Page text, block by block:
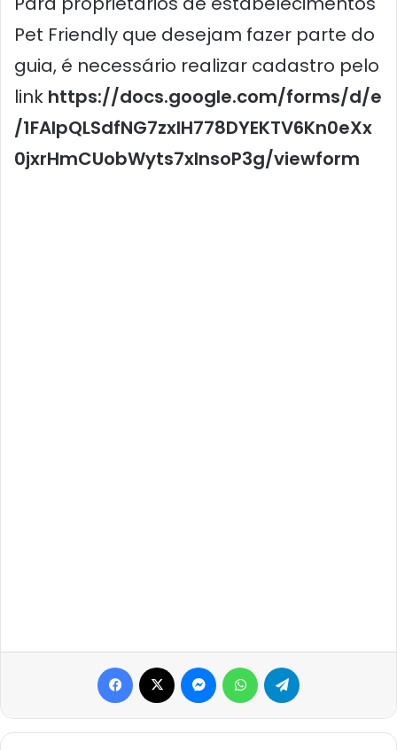
Pet Friendly que desejam fazer parte do
guia, é necessário realizar cadastro pelo
link https://docs.google.com/forms/d/e
/1FAIpQLSdfNG7zxlH778DYEKTV6Kn0eXx
0jxrHmCUobWyts7xlnsoP3g/viewform
Facebook MessengerWhatsApp